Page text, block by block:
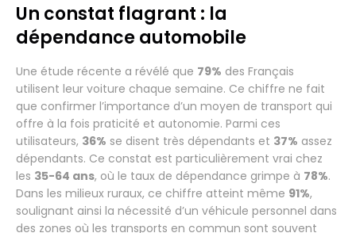
Un constat flagrant : la
dépendance automobile
Une étude récente a révélé que 79% des Français
utilisent leur voiture chaque semaine. Ce chiffre ne fait
que confirmer l’importance d’un moyen de transport qui
offre à la fois praticité et autonomie. Parmi ces
utilisateurs, 36% se disent très dépendants et 37% assez
dépendants. Ce constat est particulièrement vrai chez
les 35-64 ans, où le taux de dépendance grimpe à 78%.
Dans les milieux ruraux, ce chiffre atteint même 91%,
soulignant ainsi la nécessité d’un véhicule personnel dans
des zones où les transports en commun sont souvent